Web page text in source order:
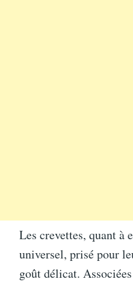
Les crevettes, quant à
universel, prisé pour
goût délicat.